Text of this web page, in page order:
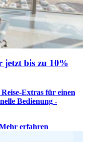
jetzt bis zu 10%
Extras für einen
Bedienung -
erfahren